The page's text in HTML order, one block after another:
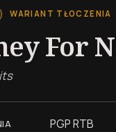
WARIANT TŁOCZENIA
For
PGP RTB